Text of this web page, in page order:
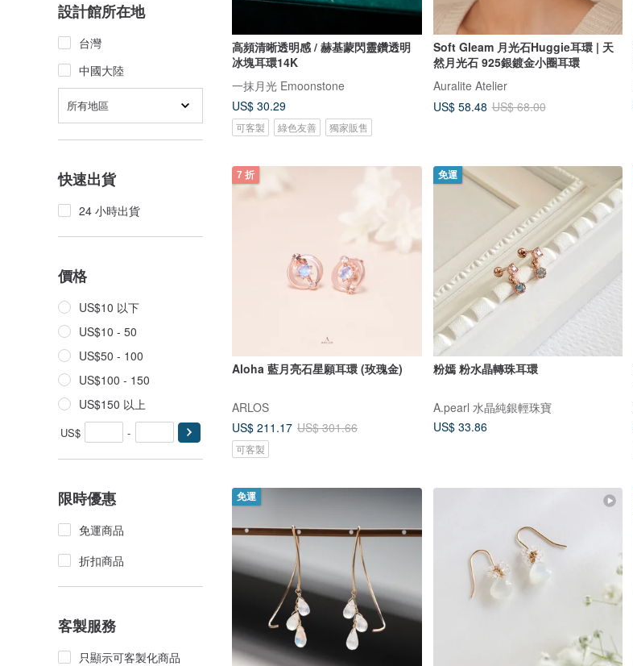
設計館所在地
台灣
中國大陸
所有地區
快速出貨
24 小時出貨
價格
US$10 以下
US$10 - 50
US$50 - 100
US$100 - 150
US$150 以上
US$ -
限時優惠
免運商品
折扣商品
客製服務
只顯示可客製化商品
高頻清晰透明感 / 赫基蒙閃靈鑽透明
冰塊耳環14K
一抹月光 Emoonstone
US$ 30.29
可客製 綠色友善 獨家販售
Soft Gleam 月光石Huggie耳環 | 天
然月光石 925銀鍍金小圈耳環
Auralite Atelier
US$ 58.48 US$ 68.00
7 折
Aloha 藍月亮石星願耳環 (玫瑰金)
ARLOS
US$ 211.17 US$ 301.66
可客製
免運
粉嫣 粉水晶轉珠耳環
A.pearl 水晶純銀輕珠寶
US$ 33.86
免運